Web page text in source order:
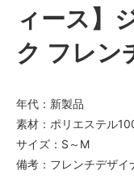
ィース】
ク フレン
年代：新製品
素材：ポリエステル
サイズ：S～M
備考：フレンチデザイ